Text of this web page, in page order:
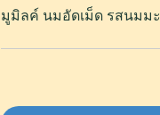
มูมิลค์ นมอัดเม็ด รสนมม